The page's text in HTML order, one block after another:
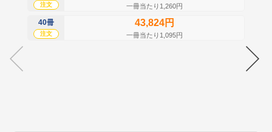
注文 一冊当たり1,260円
40冊
注文
43,824円
一冊当たり1,095円